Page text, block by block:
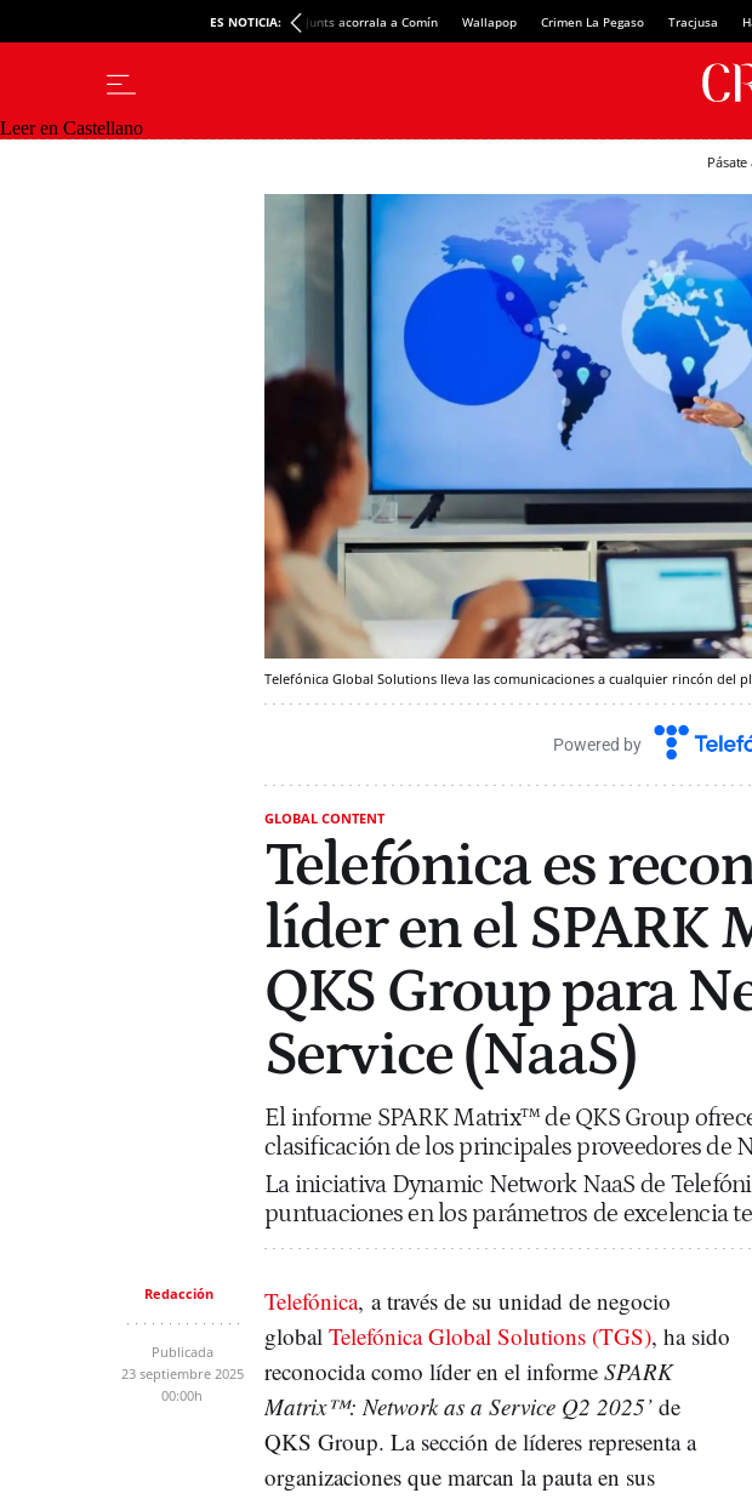
ES NOTICIA: Junts acorrala a Comín Wallapop Crimen La Pegaso Tracjusa
Leer en Castellano
Pásate
Telefónica Global Solutions lleva las comunicaciones a cualquier rincón del
Powered by
GLOBAL CONTENT
Telefónica es
líder en el SPARK
QKS Group para
Service (NaaS)
El informe SPARK Matrix™ de QKS Group
clasificación de los principales proveedores de
La iniciativa Dynamic Network NaaS de
puntuaciones en los parámetros de excelencia
Redacción
Publicada
23 septiembre 2025
00:00h
Telefónica, a través de su unidad de negocio
global Telefónica Global Solutions (TGS), ha sido
reconocida como líder en el informe SPARK
Matrix™: Network as a Service Q2 2025’ de
QKS Group. La sección de líderes representa a
organizaciones que marcan la pauta en sus